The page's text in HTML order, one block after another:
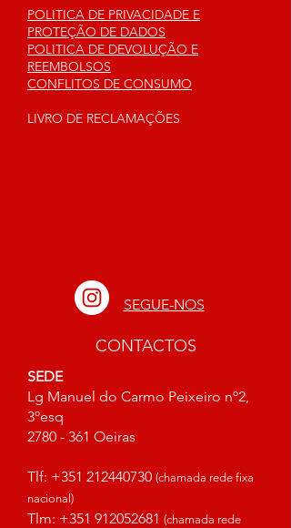
POLITICA DE PRIVACIDADE E
PROTEÇÃO DE DADOS
POLITICA DE DEVOLUÇÃO E
REEMBOLSOS
CONFLITOS DE CONSUMO
LIVRO DE RECLAMAÇÕES
SEGUE-NOS
CONTACTOS
SEDE
Lg Manuel do Carmo Peixeiro nº2,
3ºesq
2780 - 361 Oeiras
Tlf: +351 212440730 (chamada rede fixa
nacional)
Tlm: +351 912052681 (chamada rede